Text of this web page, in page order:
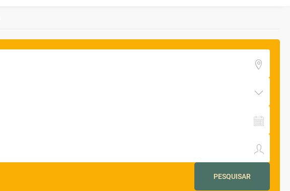
PESQUISAR